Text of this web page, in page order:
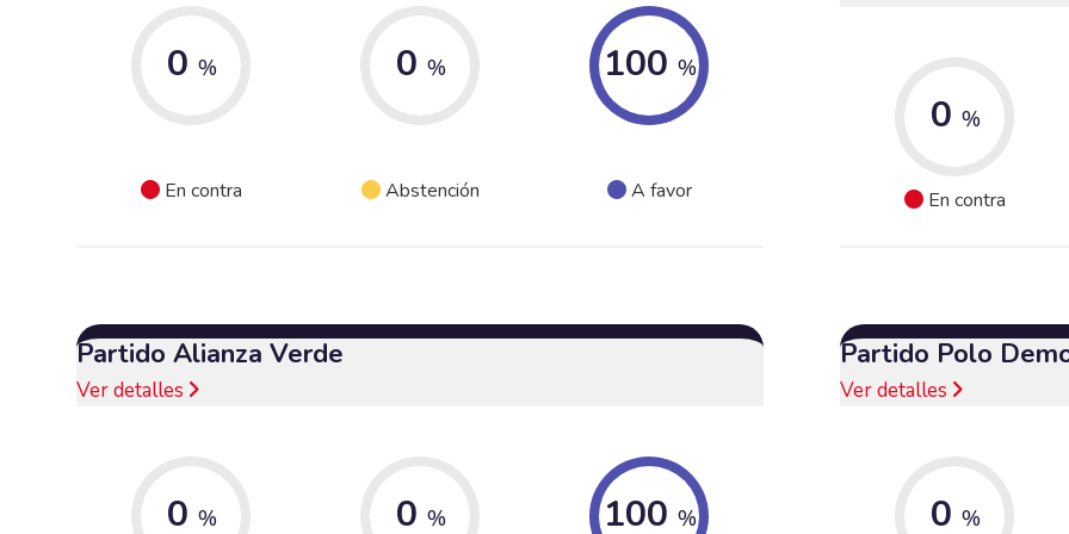
0 %
En contra
0 %
Abstención
100 %
A favor
0 %
En contra
Partido Alianza Verde
Ver detalles
0 % 0 % 100 %
Partido Polo
Ver detalles
0 %